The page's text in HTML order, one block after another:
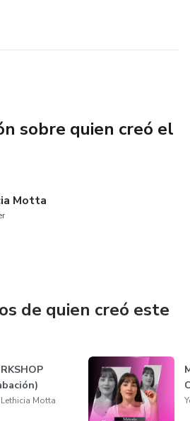
sobre quien creó el
Motta
de quien creó este
Lethicia Motta